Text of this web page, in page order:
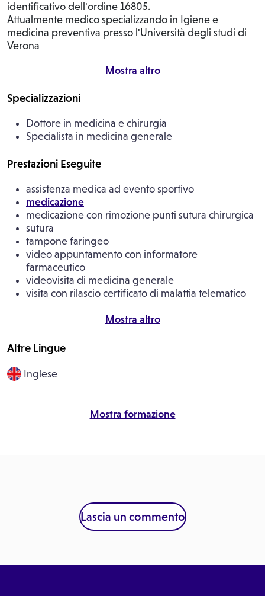
identificativo dell'ordine 16805.
Attualmente medico specializzando in Igiene e
medicina preventiva presso l'Università degli studi di
Verona
Mostra altro
Specializzazioni
Dottore in medicina e chirurgia
Specialista in medicina generale
Prestazioni Eseguite
assistenza medica ad evento sportivo
medicazione
medicazione con rimozione punti sutura chirurgica
sutura
tampone faringeo
video appuntamento con informatore
farmaceutico
videovisita di medicina generale
visita con rilascio certificato di malattia telematico
Mostra altro
Altre Lingue
Inglese
Mostra formazione
Lascia un commento